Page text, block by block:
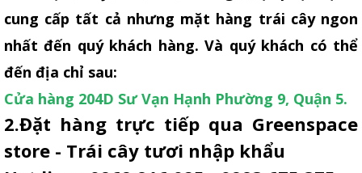
cung cấp tất cả nhưng mặt hàng trái cây ngon
nhất đến quý khách hàng. Và quý khách có thể
đến địa chỉ sau:
Cửa hàng 204D Sư Vạn Hạnh Phường 9, Quận 5.
2.Đặt hàng trực tiếp qua Greenspace
store - Trái cây tươi nhập khẩu